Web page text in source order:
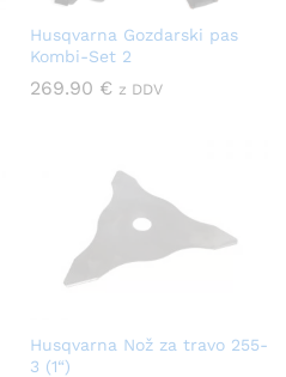
Husqvarna Gozdarski pas
Kombi-Set 2
269.90 € z DDV
Husqvarna Nož za travo 255-
3 (1“)